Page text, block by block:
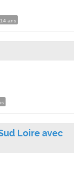
ans
Loire avec